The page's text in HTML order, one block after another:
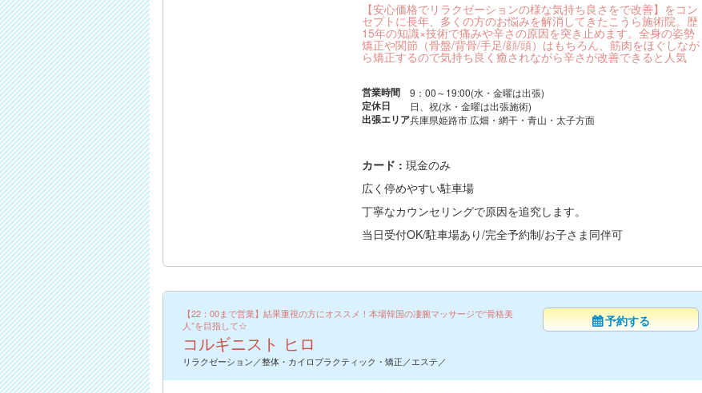
【安心価格でリラクゼーションの様な気持ち良さをで改善】をコン
セプトに長年、多くの方のお悩みを解消してきたこうら施術院。歴
15年の知識×技術で痛みや辛さの原因を突き止めます。全身の姿勢
矯正や関節（骨盤/背骨/手足/顔/頭）はもちろん、筋肉をほぐしなが
ら矯正するので気持ち良く癒されながら辛さが改善できると人気
営業時間 9：00～19:00(水・金曜は出張)
定休日 日、祝(水・金曜は出張施術)
出張エリア兵庫県姫路市 広畑・網干・青山・太子方面
カード : 現金のみ
広く停めやすい駐車場
丁寧なカウンセリングで原因を追究します。
当日受付OK/駐車場あり/完全予約制/お子さま同伴可
【22：00まで営業】結果重視の方にオススメ！本場韓国の凄腕マッサージで“骨格美
人”を目指して☆
コルギニスト ヒロ
リラクゼーション／整体・カイロプラクティック・矯正／エステ／
予約する